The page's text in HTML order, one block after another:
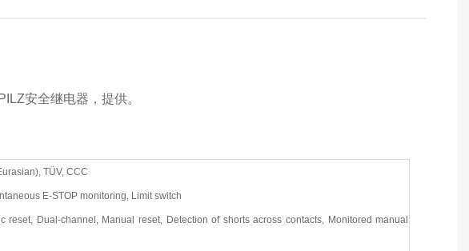
安全继电器，提供。
TÜV, CCC
E-STOP monitoring, Limit switch
reset, Dual-channel, Manual reset, Detection of shorts across contacts, Monitored manual